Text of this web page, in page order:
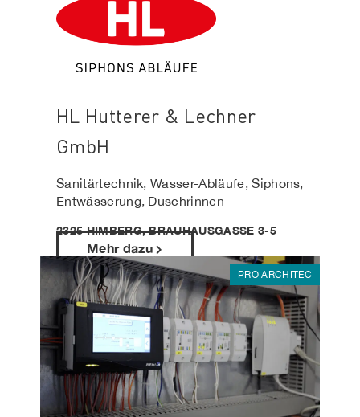
HL Hutterer & Lechner
GmbH
Sanitärtechnik, Wasser-Abläufe, Siphons,
Entwässerung, Duschrinnen
2325 HIMBERG, BRAUHAUSGASSE 3-5
Mehr dazu
PRO ARCHITEC